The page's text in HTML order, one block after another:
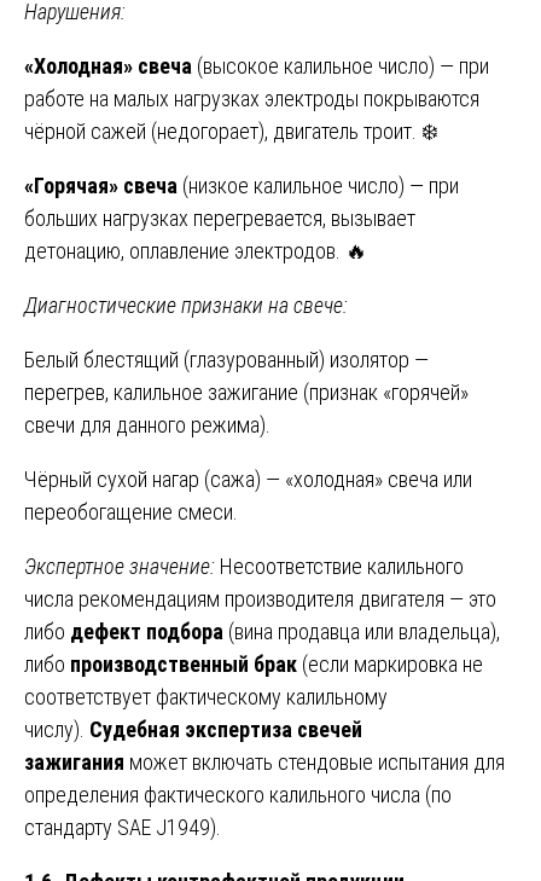
Нарушения:
«Холодная» свеча (высокое калильное число) — при
работе на малых нагрузках электроды покрываются
чёрной сажей (недогорает), двигатель троит. ❄️
«Горячая» свеча (низкое калильное число) — при
больших нагрузках перегревается, вызывает
детонацию, оплавление электродов. 🔥
Диагностические признаки на свече:
Белый блестящий (глазурованный) изолятор —
перегрев, калильное зажигание (признак «горячей»
свечи для данного режима).
Чёрный сухой нагар (сажа) — «холодная» свеча или
переобогащение смеси.
Экспертное значение: Несоответствие калильного
числа рекомендациям производителя двигателя — это
либо дефект подбора (вина продавца или владельца),
либо производственный брак (если маркировка не
соответствует фактическому калильному
числу). Судебная экспертиза свечей
зажигания может включать стендовые испытания для
определения фактического калильного числа (по
стандарту SAE J1949).